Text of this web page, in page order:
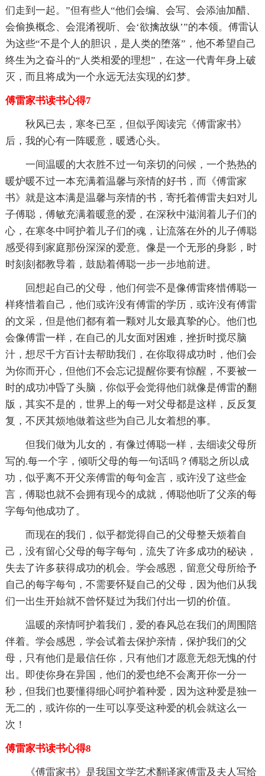
们走到一起。”但有些人“他们会编、会写、会添油加醋、
会偷换概念、会混淆视听、会‘欲擒故纵’”的本领。傅雷认
为这些“不是个人的胆识，是人类的堕落”，他不希望自己
终生为之奋斗的“人类相爱的理想”，在这一代青年身上破
灭，而且将成为一个永远无法实现的幻梦。
傅雷家书读书心得7
秋风已去，寒冬已至，但似乎阅读完《傅雷家书》
后，我的心有一阵暖意，暖透心头。
一间温暖的大衣胜不过一句亲切的问候，一个热热的
暖炉暖不过一本充满着温馨与亲情的好书，而《傅雷家
书》就是这本满是温馨与亲情的书，寄托着傅雷夫妇对儿
子傅聪，傅敏充满着暖意的爱，在深秋中滋润着儿子们的
心，在寒冬中呵护着儿子们的魂，让流落在外的儿子傅聪
感受得到家庭那份深深的爱意。像是一个无形的身影，时
时刻刻都教导着，鼓励着傅聪一步一步地前进。
回想起自己的父母，他们何尝不是像傅雷疼惜傅聪一
样疼惜着自己，他们或许没有傅雷的学历，或许没有傅雷
的文采，但是他们都有着一颗对儿女最真挚的心。他们也
会像傅雷一样，在自己的儿女面对困难，挫折时搅尽脑
汁，想尽千方百计去帮助我们，在你取得成功时，他们会
为你而开心，但他们不会忘记提醒你要有惊醒，不要被一
时的成功冲昏了头脑，你似乎会觉得他们就像是傅雷的翻
版，其实不是的，世界上的每一对父母都是这样，反反复
复，不厌其烦地做着这些为自己儿女着想的事。
但我们做为儿女的，有像过傅聪一样，去细读父母所
写的.每一个字，倾听父母的每一句话吗？傅聪之所以成
功，似乎离不开父亲傅雷的每句金言，或许没了这些金
言，傅聪也就不会拥有现今的成就，傅聪他听了父亲的每
字每句他成功了。
而现在的我们，似乎都觉得自己的父母整天烦着自
己，没有留心父母的每字每句，流失了许多成功的秘诀，
失去了许多获得成功的机会。学会感恩，留意父母所给予
自己的每字每句，不需要怀疑自己的父母，因为他们从我
们一出生开始就不曾怀疑过为我们付出一切的价值。
温暖的亲情呵护着我们，爱的春风总在我们的周围陪
伴着。学会感恩，学会试着去保护亲情，保护我们的父
母，只有他们是最信任你，只有他们才愿意无怨无愧的付
出。即使你身在异国，他们的爱也绝不会离开你一分一
秒，但我们也要懂得细心呵护着种爱，因为这种爱是独一
无二的，或许你的一生可以享受这种爱的机会就这么一
次！
傅雷家书读书心得8
《傅雷家书》是我国文学艺术翻译家傅雷及夫人写给